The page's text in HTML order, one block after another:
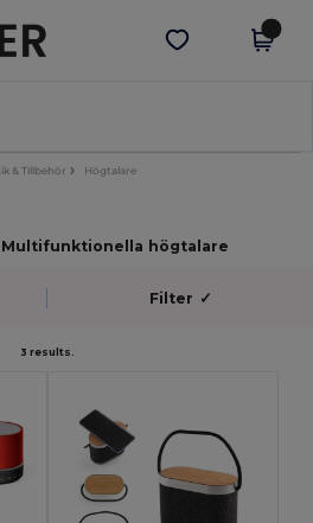
Hämta app
& Tillbehör
Högtalare
högtalare
Filter ✓
3 results.